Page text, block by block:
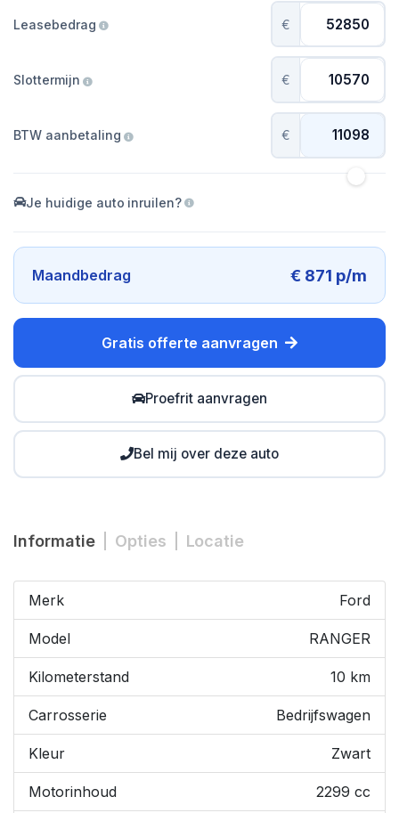
Leasebedrag €
Slottermijn €
BTW aanbetaling €
Je huidige auto inruilen?
Maandbedrag € 871 p/m
Gratis offerte aanvragen
Proefrit aanvragen
Bel mij over deze auto
Informatie Opties Locatie
Merk Ford
Model RANGER
Kilometerstand 10 km
Carrosserie Bedrijfswagen
Kleur Zwart
Motorinhoud 2299 cc